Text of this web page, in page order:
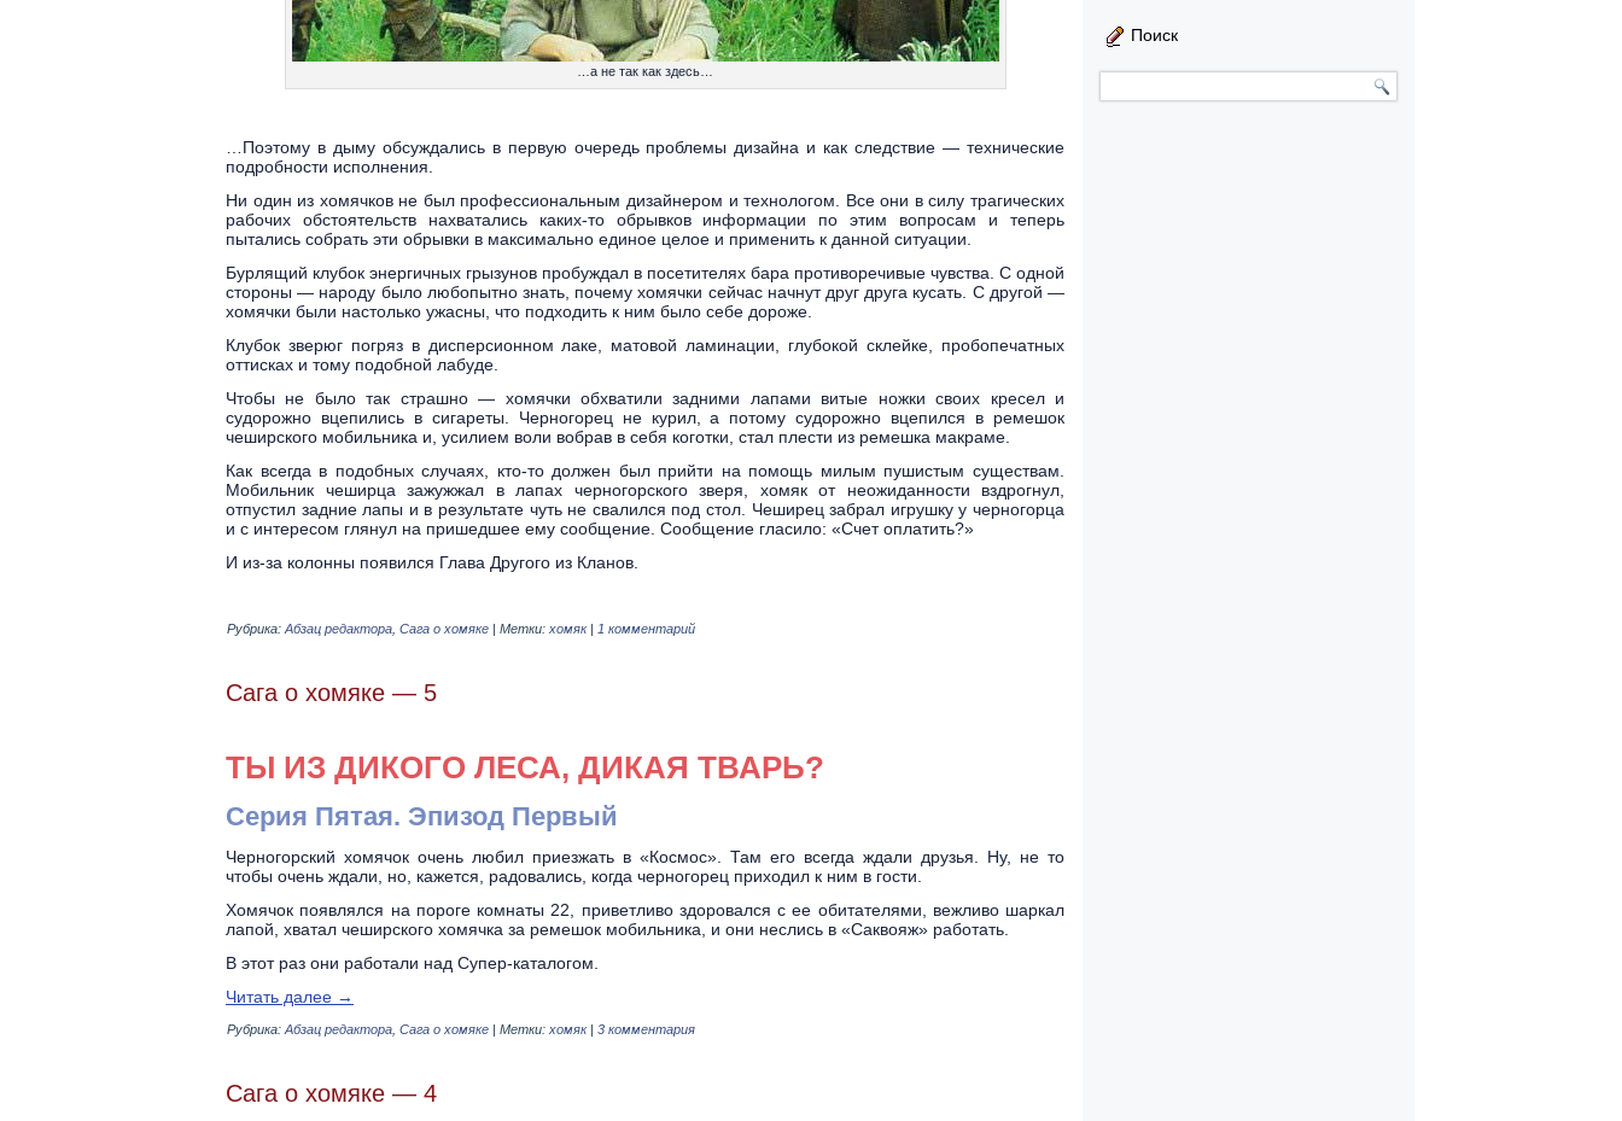
…а не так как здесь…
…Поэтому в дыму обсуждались в первую очередь проблемы дизайна и как следствие — технические
подробности исполнения.
Ни один из хомячков не был профессиональным дизайнером и технологом. Все они в силу трагических
рабочих обстоятельств нахватались каких-то обрывков информации по этим вопросам и теперь
пытались собрать эти обрывки в максимально единое целое и применить к данной ситуации.
Бурлящий клубок энергичных грызунов пробуждал в посетителях бара противоречивые чувства. С одной
стороны — народу было любопытно знать, почему хомячки сейчас начнут друг друга кусать. С другой —
хомячки были настолько ужасны, что подходить к ним было себе дороже.
Клубок зверюг погряз в дисперсионном лаке, матовой ламинации, глубокой склейке, пробопечатных
оттисках и тому подобной лабуде.
Чтобы не было так страшно — хомячки обхватили задними лапами витые ножки своих кресел и
судорожно вцепились в сигареты. Черногорец не курил, а потому судорожно вцепился в ремешок
чеширского мобильника и, усилием воли вобрав в себя коготки, стал плести из ремешка макраме.
Как всегда в подобных случаях, кто-то должен был прийти на помощь милым пушистым существам.
Мобильник чеширца зажужжал в лапах черногорского зверя, хомяк от неожиданности вздрогнул,
отпустил задние лапы и в результате чуть не свалился под стол. Чеширец забрал игрушку у черногорца
и с интересом глянул на пришедшее ему сообщение. Сообщение гласило: «Счет оплатить?»
И из-за колонны появился Глава Другого из Кланов.
Рубрика: Абзац редактора Сага о хомяке | Метки: хомяк| 1 комментарий
Сага о хомяке — 5
ТЫ ИЗ ДИКОГО ЛЕСА, ДИКАЯ ТВАРЬ?
Серия Пятая. Эпизод Первый
Черногорский хомячок очень любил приезжать в «Космос». Там его всегда ждали друзья. Ну, не то
чтобы очень ждали, но, кажется, радовались, когда черногорец приходил к ним в гости.
Хомячок появлялся на пороге комнаты 22, приветливо здоровался с ее обитателями, вежливо шаркал
лапой, хватал чеширского хомячка за ремешок мобильника, и они неслись в «Саквояж» работать.
В этот раз они работали над Супер-каталогом.
Читать далее →
Рубрика: Абзац редактора Сага о хомяке | Метки: хомяк| 3 комментария
Сага о хомяке — 4
Поиск